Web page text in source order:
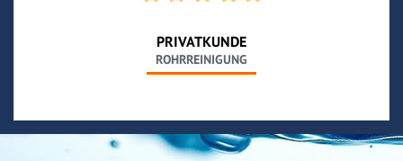
PRIVATKUNDE
ROHRREINIGUNG